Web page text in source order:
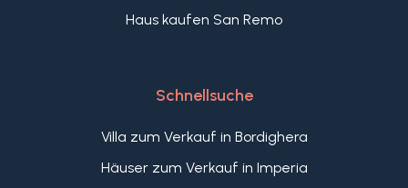
Haus kaufen San Remo
Schnellsuche
Villa zum Verkauf in Bordighera
Häuser zum Verkauf in Imperia